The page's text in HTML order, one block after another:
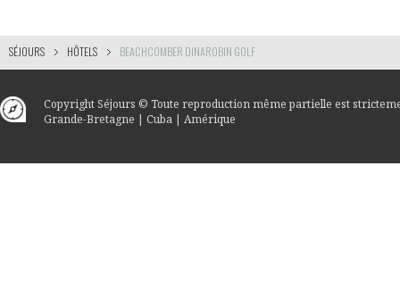
SÉJOURS HÔTELS BEACHCOMBER DINAROBIN GOLF
CopyrightSéjours © Toute reproduction même partielle est
Grande-Bretagne | Cuba | Amérique